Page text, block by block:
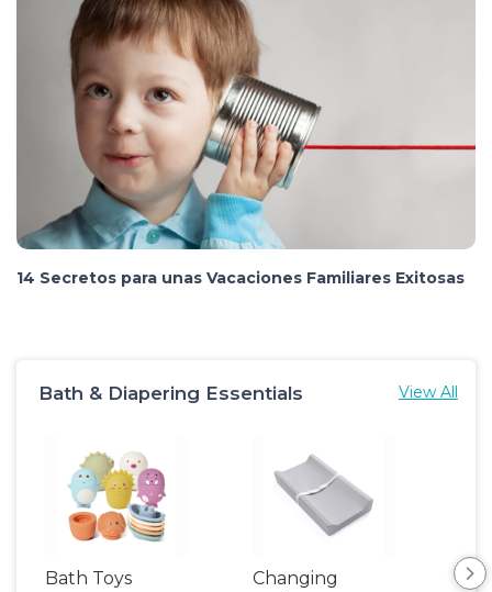
14 Secretos para unas Vacaciones Familiares Exitosas
Bath & Diapering Essentials View All
Bath Toys
Changing